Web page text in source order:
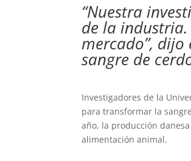
“Nuestra
de la
mercado”,
sangre de
Investigadores de la
para transformar la
año, la producción
alimentación animal.